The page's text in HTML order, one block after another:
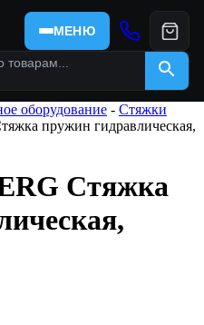
МЕНЮ
оборудование - Стяжки
пружин гидравлическая,
Стяжка